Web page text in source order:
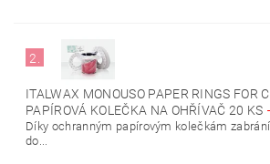
2.
ITALWAX MONOUSO PAPER RINGS FOR
PAPÍROVÁ KOLEČKA NA OHŘÍVAČ 20 KS
Díky ochranným papírovým kolečkám
do...